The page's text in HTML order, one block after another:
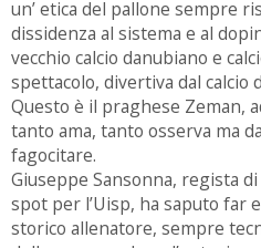
un’ etica del pallone sempre
dissidenza al sistema e al
vecchio calcio danubiano e
spettacolo, divertiva dal calcio
Questo è il praghese Zeman,
tanto ama, tanto osserva ma
fagocitare.
Giuseppe Sansonna, regista
spot per l’Uisp, ha saputo far
storico allenatore, sempre